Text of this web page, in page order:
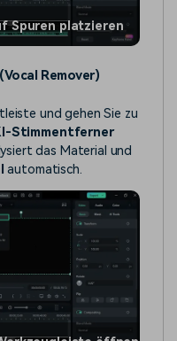
Spuren platzieren
Remover)
und gehen Sie zu
Stimmentferner
das Material und
automatisch.